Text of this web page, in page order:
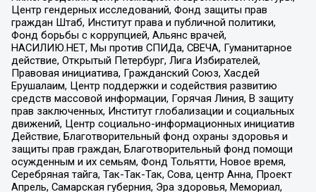
Центр гендерных исследований, Фонд защиты прав
граждан Штаб, Институт права и публичной политики,
Фонд борьбы с коррупцией, Альянс врачей,
НАСИЛИЮ.НЕТ, Мы против СПИДа, СВЕЧА, Гуманитарное
действие, Открытый Петербург, Лига Избирателей,
Правовая инициатива, Гражданский Союз, Хасдей
Ерушалаим, Центр поддержки и содействия развитию
средств массовой информации, Горячая Линия, В защиту
прав заключенных, Институт глобализации и социальных
движений, Центр социально-информационных инициатив
Действие, Благотворительный фонд охраны здоровья и
защиты прав граждан, Благотворительный фонд помощи
осужденным и их семьям, Фонд Тольятти, Новое время,
Серебряная тайга, Так-Так-Так, Сова, центр Анна, Проект
Апрель, Самарская губерния, Эра здоровья, Мемориал,